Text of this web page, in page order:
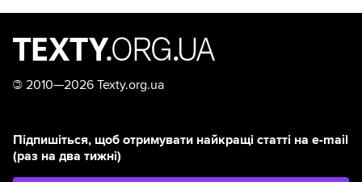
© 2010—2026 Texty.org.ua
Підпишіться, щоб отримувати найкращі статті на e-mail
(раз на два тижні)